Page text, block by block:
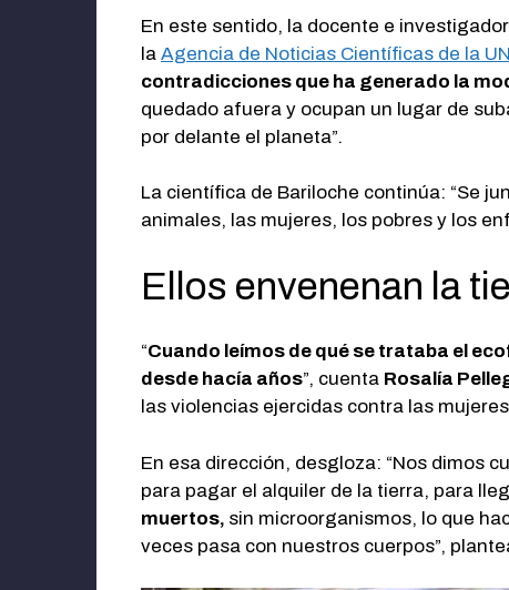
En este sentido, la docente e
la Agencia de Noticias Científicas de la
contradicciones que ha generado la
quedado afuera y ocupan un lugar de
por delante el planeta”.
La científica de Bariloche continúa: “Se
animales, las mujeres, los pobres y los
Ellos envenenan la
“Cuando leímos de qué se trataba el
desde hacía años”, cuenta Rosalía
las violencias ejercidas contra las
En esa dirección, desgloza: “Nos dimos
para pagar el alquiler de la tierra, para
muertos, sin microorganismos, lo que
veces pasa con nuestros cuerpos”,